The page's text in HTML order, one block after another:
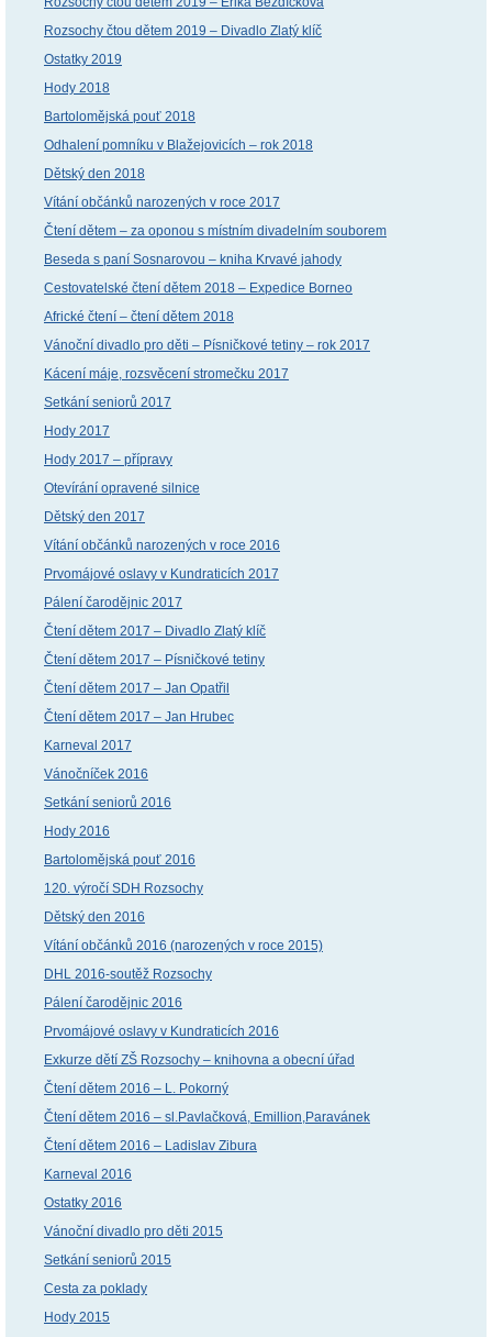
Rozsochy čtou dětem 2019 – Divadlo Zlatý klíč
Ostatky 2019
Hody 2018
Bartolomějská pouť 2018
Odhalení pomníku v Blažejovicích – rok 2018
Dětský den 2018
Vítání občánků narozených v roce 2017
Čtení dětem – za oponou s místním divadelním souborem
Beseda s paní Sosnarovou – kniha Krvavé jahody
Cestovatelské čtení dětem 2018 – Expedice Borneo
Africké čtení – čtení dětem 2018
Vánoční divadlo pro děti – Písničkové tetiny – rok 2017
Kácení máje, rozsvěcení stromečku 2017
Setkání seniorů 2017
Hody 2017
Hody 2017 – přípravy
Otevírání opravené silnice
Dětský den 2017
Vítání občánků narozených v roce 2016
Prvomájové oslavy v Kundraticích 2017
Pálení čarodějnic 2017
Čtení dětem 2017 – Divadlo Zlatý klíč
Čtení dětem 2017 – Písničkové tetiny
Čtení dětem 2017 – Jan Opatřil
Čtení dětem 2017 – Jan Hrubec
Karneval 2017
Vánočníček 2016
Setkání seniorů 2016
Hody 2016
Bartolomějská pouť 2016
120. výročí SDH Rozsochy
Dětský den 2016
Vítání občánků 2016 (narozených v roce 2015)
DHL 2016-soutěž Rozsochy
Pálení čarodějnic 2016
Prvomájové oslavy v Kundraticích 2016
Exkurze dětí ZŠ Rozsochy – knihovna a obecní úřad
Čtení dětem 2016 – L. Pokorný
Čtení dětem 2016 – sl.Pavlačková, Emillion,Paravánek
Čtení dětem 2016 – Ladislav Zibura
Karneval 2016
Ostatky 2016
Vánoční divadlo pro děti 2015
Setkání seniorů 2015
Cesta za poklady
Hody 2015